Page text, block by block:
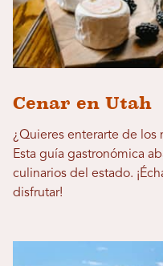
Cenar en Utah
¿Quieres enterarte de los
Esta guía gastronómica
culinarios del estado.
disfrutar!